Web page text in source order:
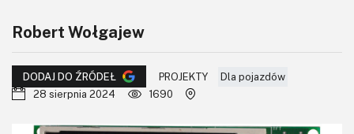
Czytelnia
Dla Ciebie
Robert Wołgajew
DODAJ DO ŹRÓDEŁ PROJEKTY
Dla pojazdów
28 sierpnia 2024
1690